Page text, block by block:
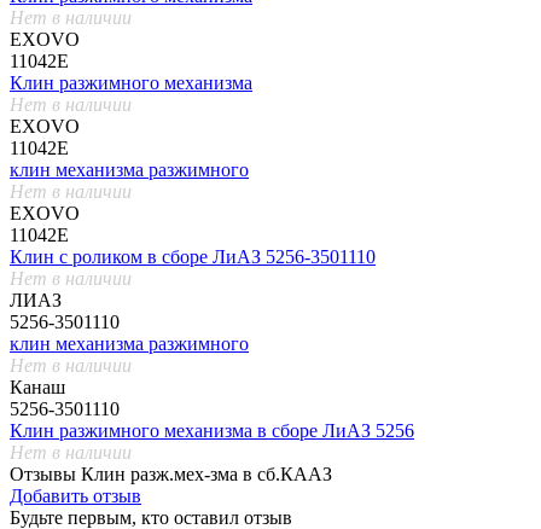
Нет в наличии
EXOVO
11042E
Клин разжимного механизма
Нет в наличии
EXOVO
11042E
клин механизма разжимного
Нет в наличии
EXOVO
11042E
Клин с роликом в сборе ЛиАЗ 5256-3501110
Нет в наличии
ЛИАЗ
5256-3501110
клин механизма разжимного
Нет в наличии
Канаш
5256-3501110
Клин разжимного механизма в сборе ЛиАЗ 5256
Нет в наличии
Отзывы Клин разж.мех-зма в сб.КААЗ
Добавить отзыв
Будьте первым, кто оставил отзыв